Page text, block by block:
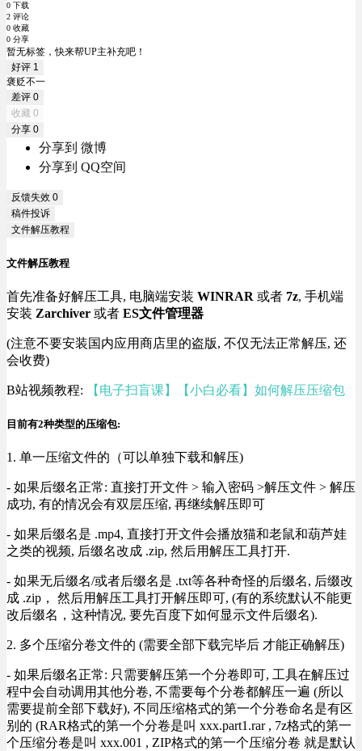
0 下载
2 评论
0 收藏
0 分享
暂无标签，快来帮UP主补充吧！
好评 1
褒贬不一
差评 0
收藏 0
分享 0
分享到 微博
分享到 QQ空间
反馈失效 0
稿件投诉
文件解压教程
文件解压教程
首先准备好解压工具, 电脑端安装 WINRAR 或者 7z, 手机端
安装 Zarchiver 或者 ES文件管理器
(注意不要安装国内应用商店里的盗版, 不仅无法正常解压, 还
会收费)
B站视频教程: 【电子扫盲课】【小白必看】如何解压压缩包
目前有2种类型的压缩包:
1. 单一压缩文件的（可以单独下载和解压)
- 如果后缀名正常: 直接打开文件 > 输入密码 >解压文件 > 解压
成功, 有的情况会有双层压缩, 再继续解压即可
- 如果后缀名是 .mp4, 直接打开文件会播放猫和老鼠和葫芦娃
之类的视频, 后缀名改成 .zip, 然后用解压工具打开.
- 如果无后缀名/或者后缀名是 .txt等各种奇怪的后缀名, 后缀改
成 .zip， 然后用解压工具打开解压即可, (有的系统默认不能更
改后缀名，这种情况, 要先百度下如何显示文件后缀名).
2. 多个压缩分卷文件的 (需要全部下载完毕后 才能正确解压)
- 如果后缀名正常: 只需要解压第一个分卷即可, 工具在解压过
程中会自动调用其他分卷, 不需要每个分卷都解压一遍 (所以
需要提前全部下载好), 不同压缩格式的第一个分卷命名是有区
别的 (RAR格式的第一个分卷是叫 xxx.part1.rar , 7z格式的第一
个压缩分卷是叫 xxx.001 , ZIP格式的第一个压缩分卷 就是默认